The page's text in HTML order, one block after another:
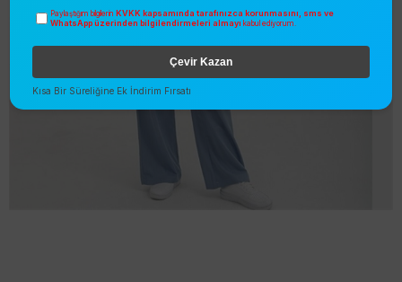
Paylaştığım bilgilerin KVKK kapsamında tarafınızca korunmasını, sms ve
WhatsApp üzerinden bilgilendirmeleri almayı kabul ediyorum.
Çevir Kazan
Kısa Bir Süreliğine Ek İndirim Fırsatı